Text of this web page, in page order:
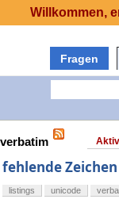
Fragen
fehlende
listings unicode
Willkommen,